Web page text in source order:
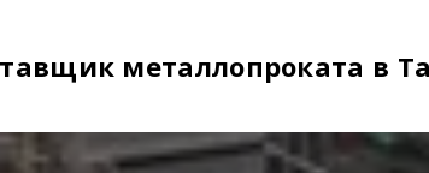
металлопроката в